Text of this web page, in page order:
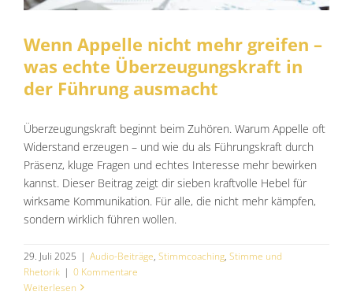
Wenn Appelle nicht mehr greifen –
was echte Überzeugungskraft in
der Führung ausmacht
Überzeugungskraft beginnt beim Zuhören. Warum Appelle oft
Widerstand erzeugen – und wie du als Führungskraft durch
Präsenz, kluge Fragen und echtes Interesse mehr bewirken
kannst. Dieser Beitrag zeigt dir sieben kraftvolle Hebel für
wirksame Kommunikation. Für alle, die nicht mehr kämpfen,
sondern wirklich führen wollen.
29. Juli 2025 | Audio-Beiträge, Stimmcoaching, Stimme und
Rhetorik | 0 Kommentare
Weiterlesen